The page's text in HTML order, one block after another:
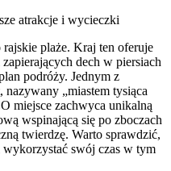
atrakcje i wycieczki
plaże. Kraj ten oferuje
dech w piersiach
podróży. Jednym z
„miastem tysiąca
miejsce zachwyca unikalną
wspinającą się po zboczach
twierdzę. Warto sprawdzić,
wykorzystać swój czas w tym